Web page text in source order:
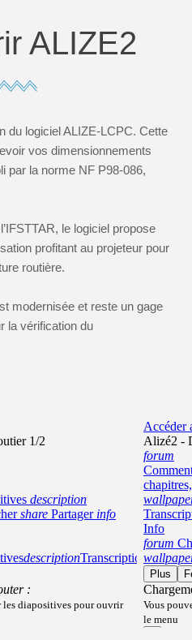
ALIZE2
du logiciel ALIZE-LCPC. Cette
vos dimensionnements
par la norme NF P98-086,
le logiciel propose
profitant au projeteur pour
routière.
modernisée et reste un gage
la vérification du